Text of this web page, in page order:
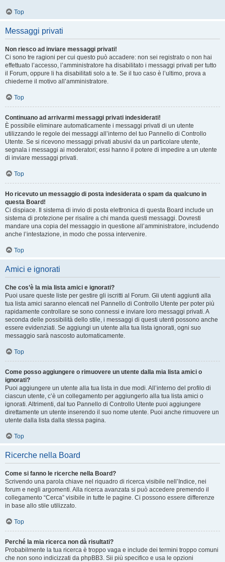
Top
Messaggi privati
Non riesco ad inviare messaggi privati!
Ci sono tre ragioni per cui questo può accadere: non sei registrato o non hai
effettuato l’accesso, l’amministratore ha disabilitato i messaggi privati per tutto
il Forum, oppure li ha disabilitati solo a te. Se il tuo caso è l’ultimo, prova a
chiederne il motivo all’amministratore.
Top
Continuano ad arrivarmi messaggi privati indesiderati!
È possibile eliminare automaticamente i messaggi privati ​​di un utente
utilizzando le regole dei messaggi all’interno del tuo Pannello di Controllo
Utente. Se si ricevono messaggi privati ​​abusivi da un particolare utente,
segnala i messaggi ai moderatori; essi hanno il potere di impedire a un utente
di inviare messaggi privati​​.
Top
Ho ricevuto un messaggio di posta indesiderata o spam da qualcuno in
questa Board!
Ci dispiace. Il sistema di invio di posta elettronica di questa Board include un
sistema di protezione per risalire a chi manda questi messaggi. Dovresti
mandare una copia del messaggio in questione all’amministratore, includendo
anche l’intestazione, in modo che possa intervenire.
Top
Amici e ignorati
Che cos’è la mia lista amici e ignorati?
Puoi usare queste liste per gestire gli iscritti al Forum. Gli utenti aggiunti alla
tua lista amici saranno elencati nel Pannello di Controllo Utente per poter più
rapidamente controllare se sono connessi e inviare loro messaggi privati. A
seconda delle possibilità dello stile, i messaggi di questi utenti possono anche
essere evidenziati. Se aggiungi un utente alla tua lista ignorati, ogni suo
messaggio sarà nascosto automaticamente.
Top
Come posso aggiungere o rimuovere un utente dalla mia lista amici o
ignorati?
Puoi aggiungere un utente alla tua lista in due modi. All’interno del profilo di
ciascun utente, c’è un collegamento per aggiungerlo alla tua lista amici o
ignorati. Altrimenti, dal tuo Pannello di Controllo Utente puoi aggiungere
direttamente un utente inserendo il suo nome utente. Puoi anche rimuovere un
utente dalla lista dalla stessa pagina.
Top
Ricerche nella Board
Come si fanno le ricerche nella Board?
Scrivendo una parola chiave nel riquadro di ricerca visibile nell’Indice, nei
forum e negli argomenti. Alla ricerca avanzata si può accedere premendo il
collegamento “Cerca” visibile in tutte le pagine. Ci possono essere differenze
in base allo stile utilizzato.
Top
Perché la mia ricerca non dà risultati?
Probabilmente la tua ricerca è troppo vaga e include dei termini troppo comuni
che non sono indicizzati da phpBB3. Sii più specifico e usa le opzioni